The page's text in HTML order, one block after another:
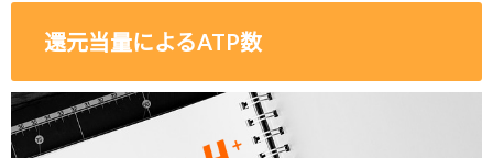
還元当量によるATP数